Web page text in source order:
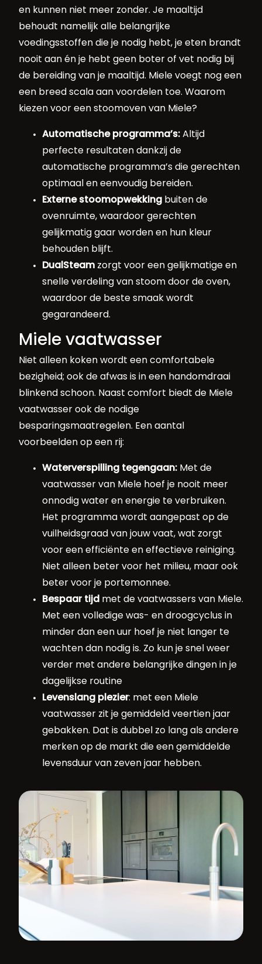
en kunnen niet meer zonder. Je maaltijd
behoudt namelijk alle belangrijke
voedingsstoffen die je nodig hebt, je eten brandt
nooit aan én je hebt geen boter of vet nodig bij
de bereiding van je maaltijd. Miele voegt nog een
een breed scala aan voordelen toe. Waarom
kiezen voor een stoomoven van Miele?
Automatische programma’s: Altijd
perfecte resultaten dankzij de
automatische programma’s die gerechten
optimaal en eenvoudig bereiden.
Externe stoomopwekking buiten de
ovenruimte, waardoor gerechten
gelijkmatig gaar worden en hun kleur
behouden blijft.
DualSteam zorgt voor een gelijkmatige en
snelle verdeling van stoom door de oven,
waardoor de beste smaak wordt
gegarandeerd.
Miele vaatwasser
Niet alleen koken wordt een comfortabele
bezigheid; ook de afwas is in een handomdraai
blinkend schoon. Naast comfort biedt de Miele
vaatwasser ook de nodige
besparingsmaatregelen. Een aantal
voorbeelden op een rij:
Waterverspilling tegengaan: Met de
vaatwasser van Miele hoef je nooit meer
onnodig water en energie te verbruiken.
Het programma wordt aangepast op de
vuilheidsgraad van jouw vaat, wat zorgt
voor een efficiënte en effectieve reiniging.
Niet alleen beter voor het milieu, maar ook
beter voor je portemonnee.
Bespaar tijd met de vaatwassers van Miele.
Met een volledige was- en droogcyclus in
minder dan een uur hoef je niet langer te
wachten dan nodig is. Zo kun je snel weer
verder met andere belangrijke dingen in je
dagelijkse routine
Levenslang plezier: met een Miele
vaatwasser zit je gemiddeld veertien jaar
gebakken. Dat is dubbel zo lang als andere
merken op de markt die een gemiddelde
levensduur van zeven jaar hebben.